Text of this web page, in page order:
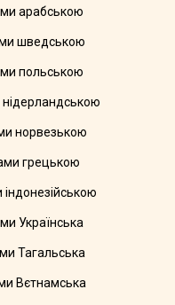
арабською
шведською
польською
нідерландською
норвезькою
грецькою
індонезійською
Українська
Тагальська
Вєтнамська